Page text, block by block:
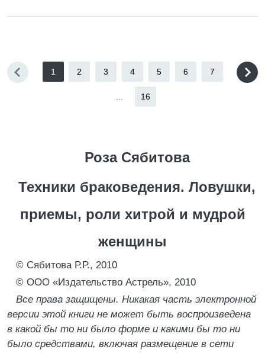
1 2 3 4 5 6 7
16
Роза Сябитова
Техники браковедения. Ловушки,
приемы, роли хитрой и мудрой
женщины
© Сябитова Р.Р., 2010
© ООО «Издательство Астрель», 2010
Все права защищены. Никакая часть электронной
версии этой книги не может быть воспроизведена
в какой бы то ни было форме и какими бы то ни
было средствами, включая размещение в сети